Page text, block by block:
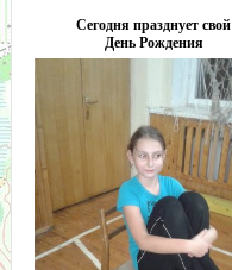
Сегодня празднует свой
День Рождения